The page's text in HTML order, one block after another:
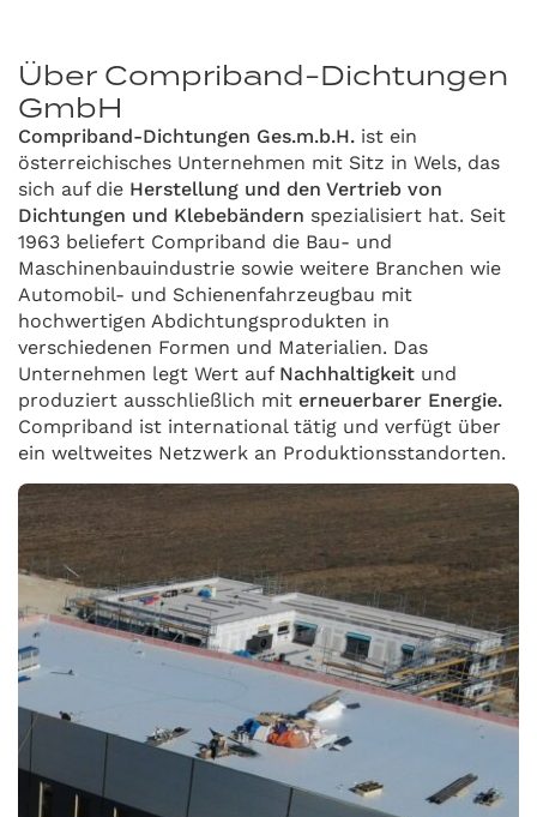
Über Compriband-Dichtungen
GmbH
Compriband-Dichtungen Ges.m.b.H. ist ein
österreichisches Unternehmen mit Sitz in Wels, das
sich auf die Herstellung und den Vertrieb von
Dichtungen und Klebebändern spezialisiert hat. Seit
1963 beliefert Compriband die Bau- und
Maschinenbauindustrie sowie weitere Branchen wie
Automobil- und Schienenfahrzeugbau mit
hochwertigen Abdichtungsprodukten in
verschiedenen Formen und Materialien. Das
Unternehmen legt Wert auf Nachhaltigkeit und
produziert ausschließlich mit erneuerbarer Energie.
Compriband ist international tätig und verfügt über
ein weltweites Netzwerk an Produktionsstandorten.